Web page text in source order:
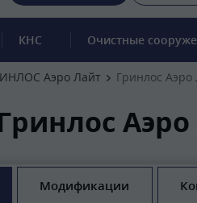
КНС Очистные
Аэро Лайт Гринлос
Модификации